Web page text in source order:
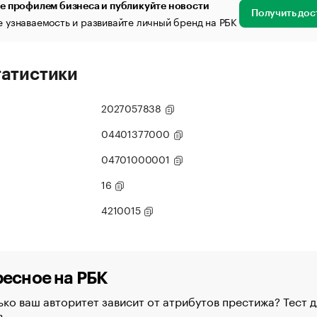
профилем бизнеса и публикуйте новости
и развивайте личный бренд на РБК Получить
2027057838
04401377000
04701000001
16
4210015
на РБК
ваш авторитет зависит от атрибутов престижа? Тест